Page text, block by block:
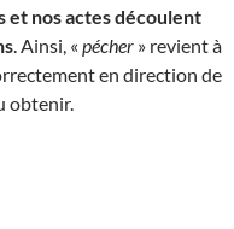
et nos actes découlent
. Ainsi, « pécher » revient à
en direction de
obtenir.